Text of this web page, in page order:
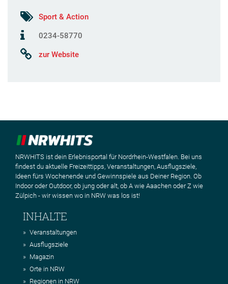
Sport & Action
0234-58770
zur Website
NRWHITS ist dein Erlebnisportal für Nordrhein-Westfalen. Bei uns
findest du aktuelle Freizeittipps, Veranstaltungen, Ausflugsziele,
Ideen fürs Wochenende und Gewinnspiele aus Deiner Region. Ob
Indoor oder Outdoor, ob jung oder alt, ob A wie Aaachen oder Z wie
Zülpich - wir wissen wo in NRW was los ist!
INHALTE
Veranstaltungen
Ausflugsziele
Magazin
Orte in NRW
Regionen in NRW